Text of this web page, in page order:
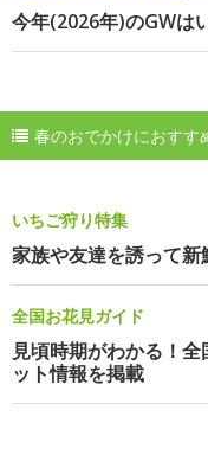
今年(2026年)のGWは
春のおでかけにおすす
いちご狩り特集
家族や友達を誘って
全国お花見ガイド
見頃時期がわかる！
ット情報を掲載